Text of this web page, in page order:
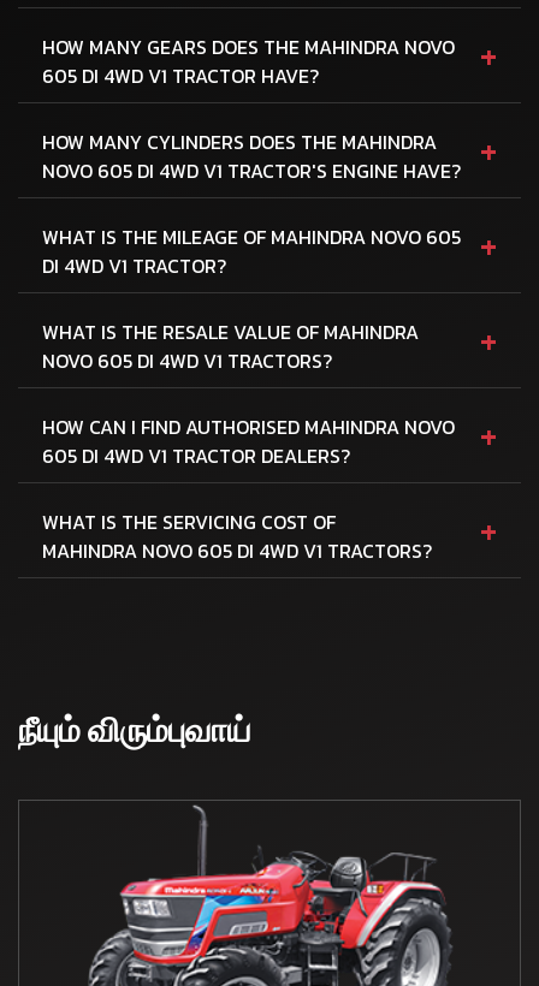
HOW MANY GEARS DOES THE MAHINDRA NOVO
605 DI 4WD V1 TRACTOR HAVE?
+
HOW MANY CYLINDERS DOES THE MAHINDRA
NOVO 605 DI 4WD V1 TRACTOR'S ENGINE HAVE?
+
WHAT IS THE MILEAGE OF MAHINDRA NOVO 605
DI 4WD V1 TRACTOR?
+
WHAT IS THE RESALE VALUE OF MAHINDRA
NOVO 605 DI 4WD V1 TRACTORS?
+
HOW CAN I FIND AUTHORISED MAHINDRA NOVO
605 DI 4WD V1 TRACTOR DEALERS?
+
WHAT IS THE SERVICING COST OF
MAHINDRA NOVO 605 DI 4WD V1 TRACTORS?
+
நீயும் விரும்புவாய்